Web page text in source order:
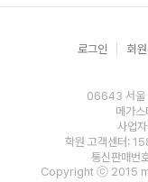
로그인 회
06643 서울
메가
사업
학원 고객센터:
통신판매
Copyright ⓒ 2015